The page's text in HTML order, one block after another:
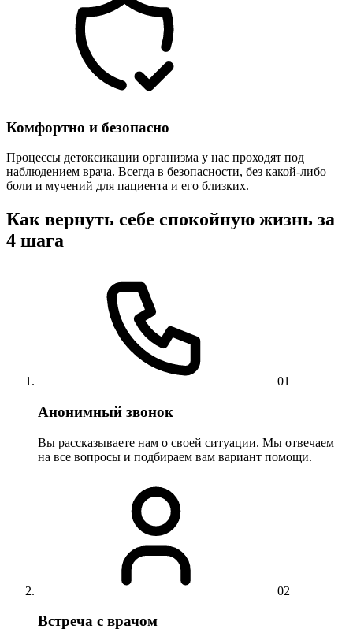
Комфортно и безопасно
Процессы детоксикации организма у нас проходят под
наблюдением врача. Всегда в безопасности, без какой-либо
боли и мучений для пациента и его близких.
Как вернуть себе спокойную жизнь за
4 шага
01
Анонимный звонок
Вы рассказываете нам о своей ситуации. Мы отвечаем
на все вопросы и подбираем вам вариант помощи.
02
Встреча с врачом